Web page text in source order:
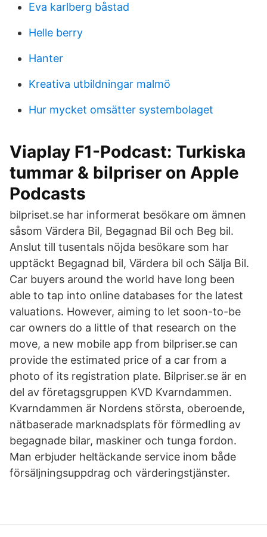
Eva karlberg båstad
Helle berry
Hanter
Kreativa utbildningar malmö
Hur mycket omsätter systembolaget
‎Viaplay F1-Podcast: Turkiska
tummar & bilpriser on Apple
Podcasts
bilpriset.se har informerat besökare om ämnen
såsom Värdera Bil, Begagnad Bil och Beg bil.
Anslut till tusentals nöjda besökare som har
upptäckt Begagnad bil, Värdera bil och Sälja Bil.
Car buyers around the world have long been
able to tap into online databases for the latest
valuations. However, aiming to let soon-to-be
car owners do a little of that research on the
move, a new mobile app from bilpriser.se can
provide the estimated price of a car from a
photo of its registration plate. Bilpriser.se är en
del av företagsgruppen KVD Kvarndammen.
Kvarndammen är Nordens största, oberoende,
nätbaserade marknadsplats för förmedling av
begagnade bilar, maskiner och tunga fordon.
Man erbjuder heltäckande service inom både
försäljningsuppdrag och värderingstjänster.